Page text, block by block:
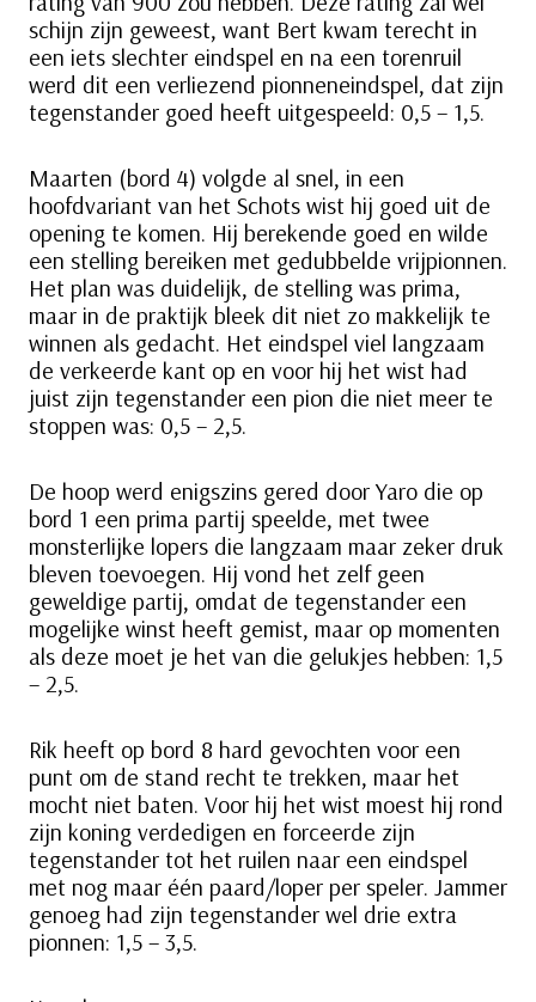
schijn zijn geweest, want Bert kwam terecht in
een iets slechter eindspel en na een torenruil
werd dit een verliezend pionneneindspel, dat zijn
tegenstander goed heeft uitgespeeld: 0,5 – 1,5.
Maarten (bord 4) volgde al snel, in een
hoofdvariant van het Schots wist hij goed uit de
opening te komen. Hij berekende goed en wilde
een stelling bereiken met gedubbelde vrijpionnen.
Het plan was duidelijk, de stelling was prima,
maar in de praktijk bleek dit niet zo makkelijk te
winnen als gedacht. Het eindspel viel langzaam
de verkeerde kant op en voor hij het wist had
juist zijn tegenstander een pion die niet meer te
stoppen was: 0,5 – 2,5.
De hoop werd enigszins gered door Yaro die op
bord 1 een prima partij speelde, met twee
monsterlijke lopers die langzaam maar zeker druk
bleven toevoegen. Hij vond het zelf geen
geweldige partij, omdat de tegenstander een
mogelijke winst heeft gemist, maar op momenten
als deze moet je het van die gelukjes hebben: 1,5
– 2,5.
Rik heeft op bord 8 hard gevochten voor een
punt om de stand recht te trekken, maar het
mocht niet baten. Voor hij het wist moest hij rond
zijn koning verdedigen en forceerde zijn
tegenstander tot het ruilen naar een eindspel
met nog maar één paard/loper per speler. Jammer
genoeg had zijn tegenstander wel drie extra
pionnen: 1,5 – 3,5.